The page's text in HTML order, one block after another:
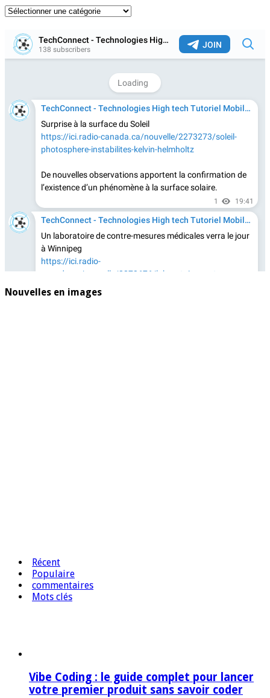
Catégories
Nouvelles en images
Récent
Populaire
commentaires
Mots clés
Vibe Coding : le guide complet pour lancer
votre premier produit sans savoir coder